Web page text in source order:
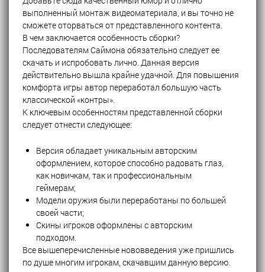
выполненный монтаж видеоматериала, и вы точно не
сможете оторваться от представленного контента.
В чем заключается особенность сборки?
Последователям Саймона обязательно следует ее
скачать и испробовать лично. Данная версия
действительно вышла крайне удачной. Для повышения
комфорта игры автор переработал большую часть
классической «контры».
К ключевым особенностям представленной сборки
следует отнести следующее:
Версия обладает уникальным авторским
оформлением, которое способно радовать глаз,
как новичкам, так и профессиональным
геймерам;
Модели оружия были переработаны по большей
своей части;
Скины игроков оформлены с авторским
подходом.
Все вышеперечисленные нововведения уже пришлись
по душе многим игрокам, скачавшим данную версию.